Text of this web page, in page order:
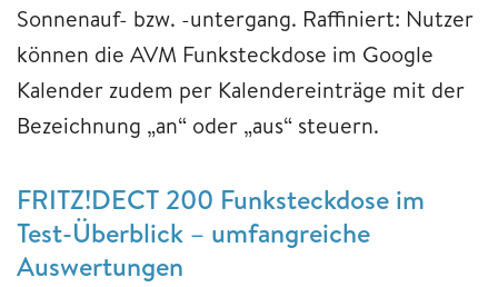
Sonnenauf- bzw. -untergang. Raffiniert: Nutzer
können die AVM Funksteckdose im Google
Kalender zudem per Kalendereinträge mit der
Bezeichnung „an“ oder „aus“ steuern.
FRITZ!DECT 200 Funksteckdose im
Test-Überblick – umfangreiche
Auswertungen